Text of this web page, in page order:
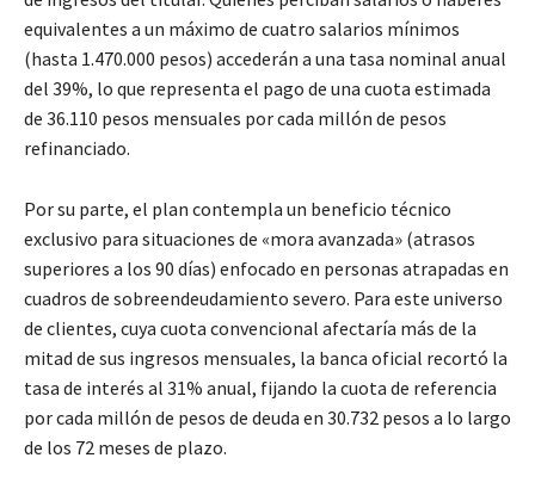
equivalentes a un máximo de cuatro salarios mínimos
(hasta 1.470.000 pesos) accederán a una tasa nominal anual
del 39%, lo que representa el pago de una cuota estimada
de 36.110 pesos mensuales por cada millón de pesos
refinanciado.
Por su parte, el plan contempla un beneficio técnico
exclusivo para situaciones de «mora avanzada» (atrasos
superiores a los 90 días) enfocado en personas atrapadas en
cuadros de sobreendeudamiento severo. Para este universo
de clientes, cuya cuota convencional afectaría más de la
mitad de sus ingresos mensuales, la banca oficial recortó la
tasa de interés al 31% anual, fijando la cuota de referencia
por cada millón de pesos de deuda en 30.732 pesos a lo largo
de los 72 meses de plazo.